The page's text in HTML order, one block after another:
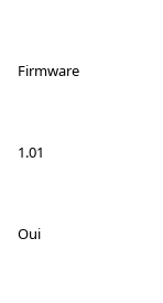
Firmware
1.01
Oui